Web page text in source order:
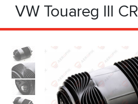
VW Touareg III CR